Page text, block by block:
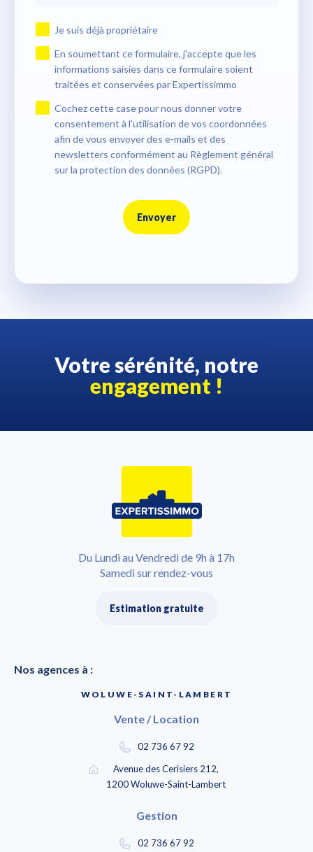
Je suis déjà propriétaire
En soumettant ce formulaire, j'accepte que les
informations saisies dans ce formulaire soient
traitées et conservées par Expertissimmo
Cochez cette case pour nous donner votre
consentement à l'utilisation de vos coordonnées
afin de vous envoyer des e-mails et des
newsletters conformément au Règlement général
sur la protection des données (RGPD).
Envoyer
Votre sérénité, notre
engagement !
Du Lundi au Vendredi de 9h à 17h
Samedi sur rendez-vous
Estimation gratuite
Nos agences à :
WOLUWE-SAINT-LAMBERT
Vente / Location
02 736 67 92
Avenue des Cerisiers 212,
1200 Woluwe-Saint-Lambert
Gestion
02 736 67 92